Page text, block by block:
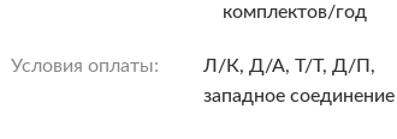
комплектов/год
Условия оплаты:
Л/К, Д/А, Т/Т, Д/П,
западное соединение